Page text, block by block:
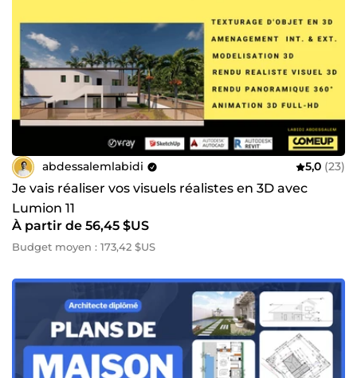
abdessalemlabidi 5,0 (23)
Je vais réaliser vos visuels réalistes en 3D avec
Lumion 11
À partir de 56,45 $US
Budget moyen : 173,42 $US